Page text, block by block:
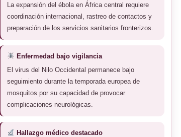
La expansión del ébola en África central requiere
coordinación internacional, rastreo de contactos y
preparación de los servicios sanitarios fronterizos.
Enfermedad bajo vigilancia
El virus del Nilo Occidental permanece bajo
seguimiento durante la temporada europea de
mosquitos por su capacidad de provocar
complicaciones neurológicas.
Hallazgo médico destacado